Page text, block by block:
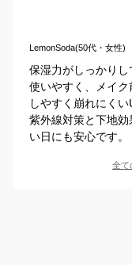
LemonSoda(50代・女性)
保湿力がしっかり
使いやすく、メイ
しやすく崩れにく
紫外線対策と下地
い日にも安心です。
全て